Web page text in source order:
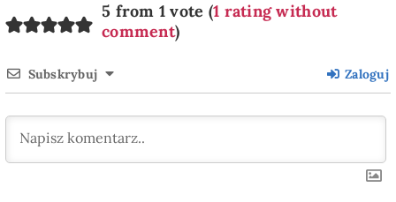
5 from 1 vote (1 rating without
comment)
Subskrybuj Zaloguj